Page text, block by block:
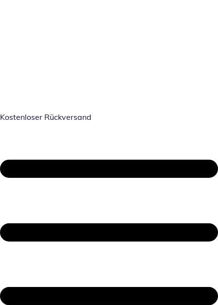
Kostenloser Rückversand